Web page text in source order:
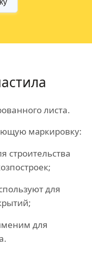
листа.
маркировку:
строительства
для
для